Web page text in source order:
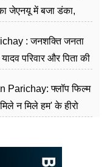
जेएनयू में बजा डंका,
: जनशक्ति जनता
परिवार और पिता की
Parichay: फ्लॉप फिल्म
न मिले हम' के हीरो